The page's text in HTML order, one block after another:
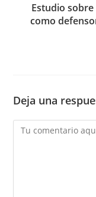
Estudio
como
Deja una